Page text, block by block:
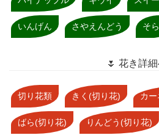
いんげん さやえんどう そ
🌷 花き詳
切り花類 きく(切り花) カー
ばら(切り花) りんどう(切り花)